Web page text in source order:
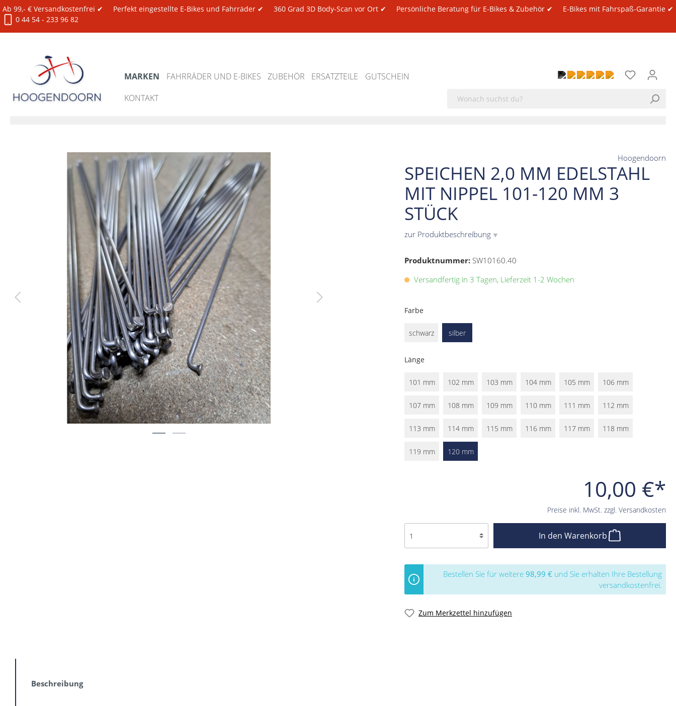
Ab 99,- € Versandkostenfrei ✔ Perfekt eingestellte E-Bikes und Fahrräder ✔ 360 Grad 3D Body-Scan vor Ort ✔ Persönliche Beratung für E-Bikes & Zubehör ✔
E-Bikes mit Fahrspaß-Garantie ✔
0 44 54 - 233 96 82
MARKEN FAHRRÄDER UND E-BIKES ZUBEHÖR ERSATZTEILE
GUTSCHEIN
KONTAKT
SPEICHEN 2,0 MM EDELSTAHL
MIT NIPPEL 101-120 MM 3
STÜCK
zur Produktbeschreibung ▼
Hoogendoorn
Produktnummer: SW10160.40
10,00 €*
Preise inkl. MwSt. zzgl. Versandkosten
Versandfertig in 3 Tagen, Lieferzeit 1-2 Wochen
Farbe
schwarz silber
Länge
101 mm 102 mm 103 mm 104 mm 105 mm 106 mm
107 mm 108 mm 109 mm 110 mm 111 mm 112 mm
113 mm 114 mm 115 mm 116 mm 117 mm 118 mm
119 mm 120 mm
In den Warenkorb
Bestellen Sie für weitere 98,99 € und Sie erhalten Ihre Bestellung
versandkostenfrei.
Zum Merkzettel hinzufügen
Beschreibung